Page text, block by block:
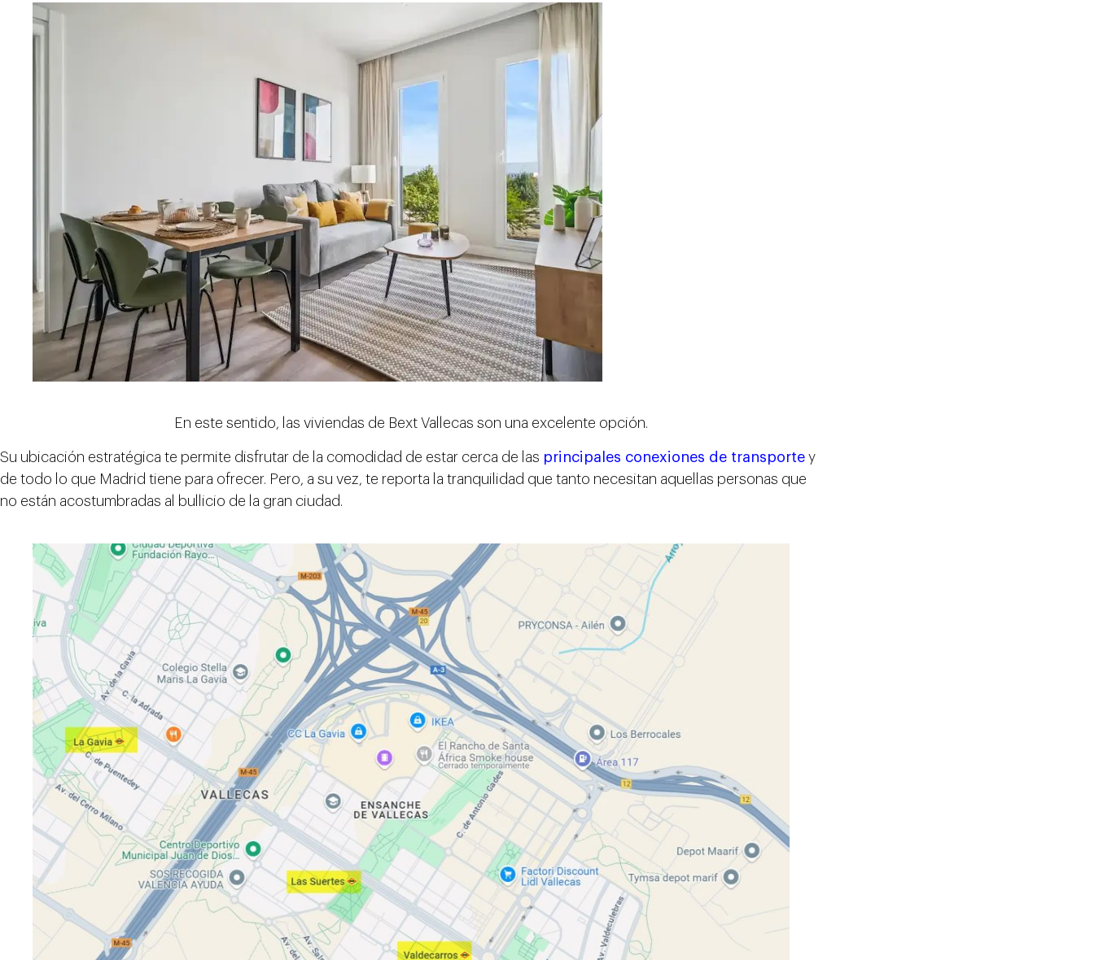
En este sentido, las viviendas de Bext Vallecas son una excelente opción.
Su ubicación estratégica te permite disfrutar de la comodidad de estar cerca de las principales conexiones de transporte y
de todo lo que Madrid tiene para ofrecer. Pero, a su vez, te reporta la tranquilidad que tanto necesitan aquellas personas que
no están acostumbradas al bullicio de la gran ciudad.